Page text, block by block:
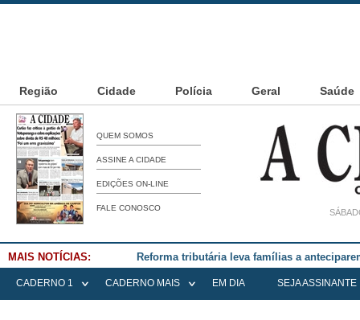
Região Cidade Polícia Geral Saúde
QUEM SOMOS
ASSINE A CIDADE
EDIÇÕES ON-LINE
FALE CONOSCO
MAIS NOTÍCIAS: Falece Elena Menoia Cesarin
CADERNO 1 CADERNO MAIS EM DIA SEJA ASSINANTE